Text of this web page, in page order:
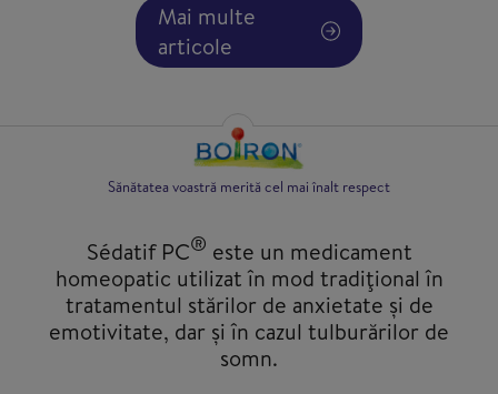
Mai multe
articole
Sănătatea voastră merită cel mai înalt respect
Sédatif PC® este un medicament
homeopatic utilizat în mod tradiţional în
tratamentul stărilor de anxietate și de
emotivitate, dar și în cazul tulburărilor de
somn.